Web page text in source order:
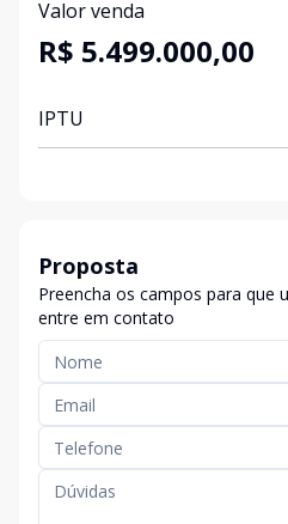
Valor venda
R$ 5.499.000,00
IPTU
Proposta
Preencha os campos para que
entre em contato